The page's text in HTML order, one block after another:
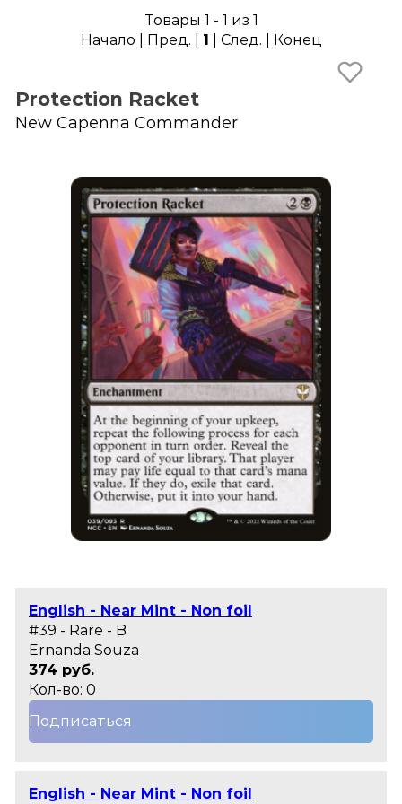
Товары 1 - 1 из 1
Начало | Пред. | 1 | След. | Конец
Protection Racket
New Capenna Commander
English - Near Mint - Non foil
#39 - Rare - B
Ernanda Souza
374 руб.
Кол-во: 0
Подписаться
English - Near Mint - Non foil